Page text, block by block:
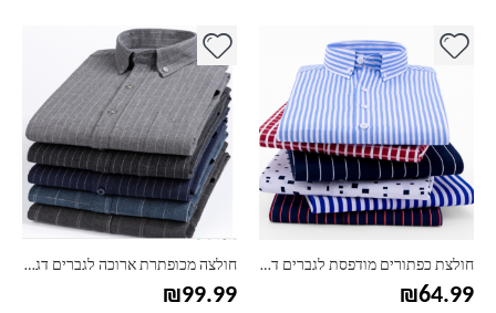
חולצת כפתורים מודפסת לגברים דגם אלכס
₪64.99
חולצה מכופתרת ארוכה לגברים דגם רוברטו
₪99.99